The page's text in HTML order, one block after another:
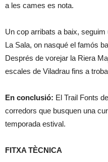
a les cames es nota.
Un cop arribats a baix,
La Sala, on nasqué el famós
Després de vorejar la Riera
escales de Viladrau fins a
En conclusió: El Trail Fonts
corredors que busquen una
temporada estival.
FITXA TÈCNICA